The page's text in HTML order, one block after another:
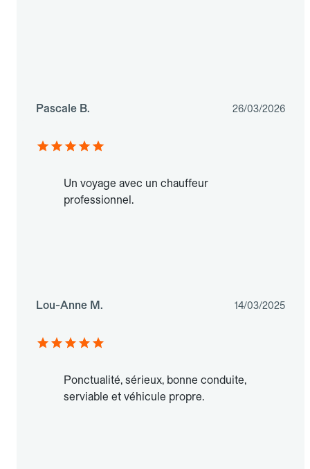
Pascale B. 26/03/2026
Un voyage avec un chauffeur
professionnel.
Lou-Anne M. 14/03/2025
Ponctualité, sérieux, bonne conduite,
serviable et véhicule propre.